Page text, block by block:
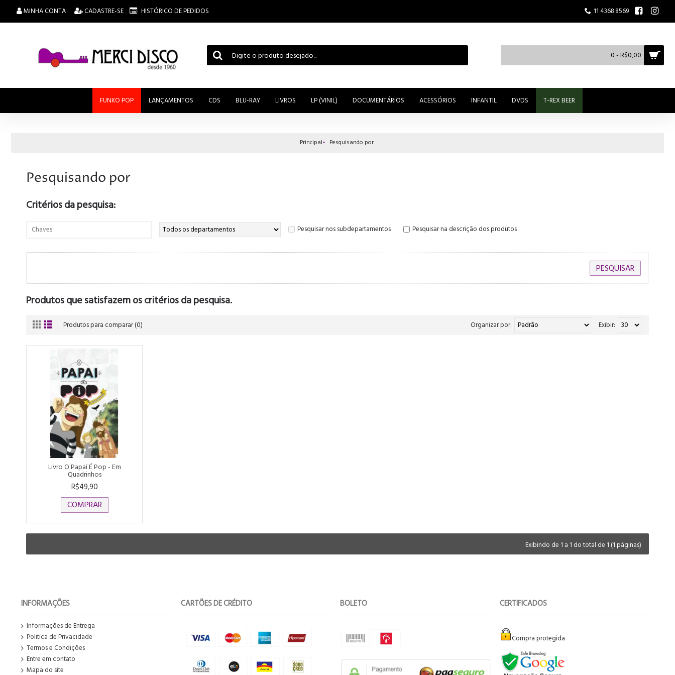
MINHA CONTA CADASTRE-SE HISTÓRICO DE PEDIDOS 11 4368.8569
0 - R$0,00
FUNKO POP LANÇAMENTOS CDS BLU-RAY LIVROS LP (VINIL) DOCUMENTÁRIOS ACESSÓRIOS INFANTIL DVDS T-REX BEER
Principal Pesquisando por
Pesquisando por
Critérios da pesquisa:
Pesquisar nos subdepartamentos Pesquisar na descrição dos produtos
Produtos que satisfazem os critérios da pesquisa.
Produtos para comparar (0) Exibir:
Organizar por:
Livro O Papai É Pop - Em
Quadrinhos
R$49,90
COMPRAR
Exibindo de 1 a 1 do total de 1 (1 páginas)
INFORMAÇÕES
Informações de Entrega
Politica de Privacidade
Termos e Condições
Entre em contato
Mapa do site
CARTÕES DE CRÉDITO BOLETO CERTIFICADOS
Compra protegida